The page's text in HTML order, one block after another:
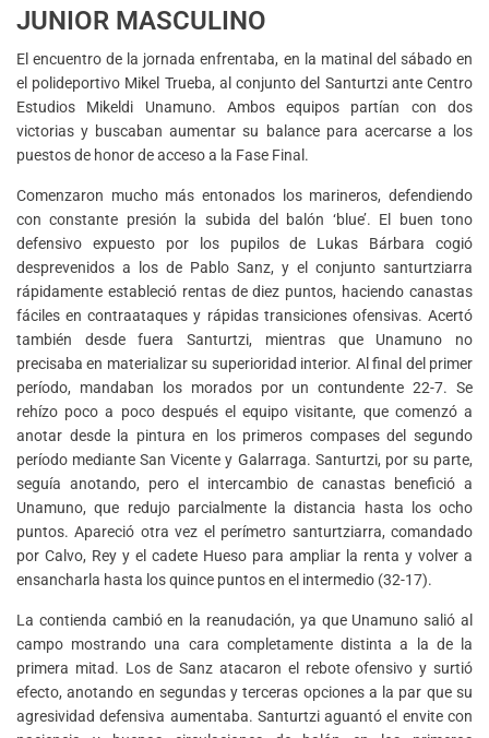
JUNIOR MASCULINO
El encuentro de la jornada enfrentaba, en la matinal del sábado en
el polideportivo Mikel Trueba, al conjunto del Santurtzi ante Centro
Estudios Mikeldi Unamuno. Ambos equipos partían con dos
victorias y buscaban aumentar su balance para acercarse a los
puestos de honor de acceso a la Fase Final.
Comenzaron mucho más entonados los marineros, defendiendo
con constante presión la subida del balón ‘blue’. El buen tono
defensivo expuesto por los pupilos de Lukas Bárbara cogió
desprevenidos a los de Pablo Sanz, y el conjunto santurtziarra
rápidamente estableció rentas de diez puntos, haciendo canastas
fáciles en contraataques y rápidas transiciones ofensivas. Acertó
también desde fuera Santurtzi, mientras que Unamuno no
precisaba en materializar su superioridad interior. Al final del primer
período, mandaban los morados por un contundente 22-7. Se
rehízo poco a poco después el equipo visitante, que comenzó a
anotar desde la pintura en los primeros compases del segundo
período mediante San Vicente y Galarraga. Santurtzi, por su parte,
seguía anotando, pero el intercambio de canastas benefició a
Unamuno, que redujo parcialmente la distancia hasta los ocho
puntos. Apareció otra vez el perímetro santurtziarra, comandado
por Calvo, Rey y el cadete Hueso para ampliar la renta y volver a
ensancharla hasta los quince puntos en el intermedio (32-17).
La contienda cambió en la reanudación, ya que Unamuno salió al
campo mostrando una cara completamente distinta a la de la
primera mitad. Los de Sanz atacaron el rebote ofensivo y surtió
efecto, anotando en segundas y terceras opciones a la par que su
agresividad defensiva aumentaba. Santurtzi aguantó el envite con